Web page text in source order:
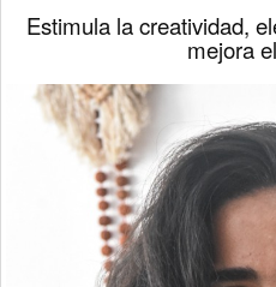
Estimula la creatividad,
mejora